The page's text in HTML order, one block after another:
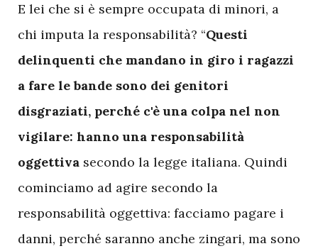
E lei che si è sempre occupata di minori, a
chi imputa la responsabilità? “Questi
delinquenti che mandano in giro i ragazzi
a fare le bande sono dei genitori
disgraziati, perché c'è una colpa nel non
vigilare: hanno una responsabilità
oggettiva secondo la legge italiana. Quindi
cominciamo ad agire secondo la
responsabilità oggettiva: facciamo pagare i
danni, perché saranno anche zingari, ma sono